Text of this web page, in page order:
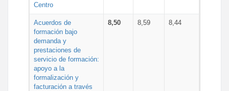
Centro
Acuerdos de
formación bajo
demanda y
prestaciones de
servicio de formación:
apoyo a la
formalización y
facturación a través
8,50 8,59 8,44